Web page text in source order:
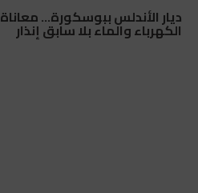
ديار الأندلس ببوسكورة…
الكهرباء والماء بلا سابق إنذار